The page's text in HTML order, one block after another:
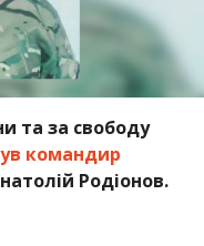
та за свободу
командир
Родіонов.